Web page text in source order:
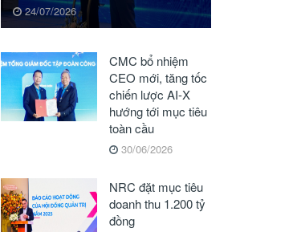
24/07/2026
CMC bổ nhiệm
CEO mới, tăng tốc
chiến lược AI-X
hướng tới mục tiêu
toàn cầu
30/06/2026
NRC đặt mục tiêu
doanh thu 1.200 tỷ
đồng